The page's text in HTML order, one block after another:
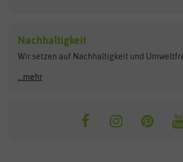
Heizmatte & Heizkabel
Kokos-Quelltabletten
Zimmergewächshaus
Carl Pabst
Florissa
Flortis
Franchi Sementi JUB
Nachhaltigkeit
Wir setzen auf Nachhaltigkeit und
...mehr